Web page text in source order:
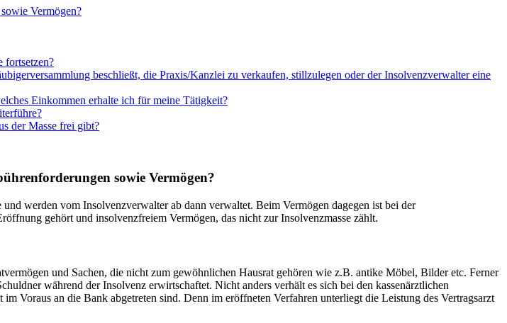
Vermögen?
fortsetzen?
beschließt, die Praxis/Kanzlei zu verkaufen, stillzulegen oder der Insolvenzverwalter eine
Einkommen erhalte ich für meine Tätigkeit?
der Masse frei gibt?
sowie Vermögen?
werden vom Insolvenzverwalter ab dann verwaltet. Beim Vermögen dagegen ist bei der
gehört und insolvenzfreiem Vermögen, das nicht zur Insolvenzmasse zählt.
und Sachen, die nicht zum gewöhnlichen Hausrat gehören wie z.B. antike Möbel, Bilder etc. Ferner
während der Insolvenz erwirtschaftet. Nicht anders verhält es sich bei den kassenärztlichen
Voraus an die Bank abgetreten sind. Denn im eröffneten Verfahren unterliegt die Leistung des Vertragsarzt